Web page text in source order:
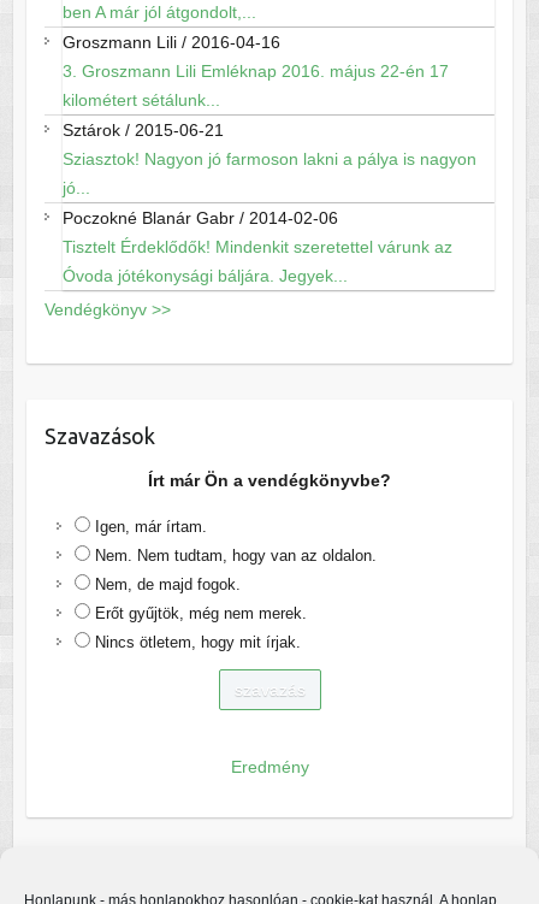
Honlapunk - más honlapokhoz hasonlóan - cookie-kat használ. A honlap
ben A már jól átgondolt,...
Groszmann Lili/ 2016-04-16
3. Groszmann Lili Emléknap 2016. május 22-én 17
kilométert sétálunk...
Sztárok/ 2015-06-21
Sziasztok! Nagyon jó farmoson lakni a pálya is nagyon
jó...
Poczokné Blanár Gabr/ 2014-02-06
Tisztelt Érdeklődők! Mindenkit szeretettel várunk az
Óvoda jótékonysági báljára. Jegyek...
Vendégkönyv >>
Szavazások
Írt már Ön a vendégkönyvbe?
Igen, már írtam.
Nem. Nem tudtam, hogy van az oldalon.
Nem, de majd fogok.
Erőt gyűjtök, még nem merek.
Nincs ötletem, hogy mit írjak.
Eredmény